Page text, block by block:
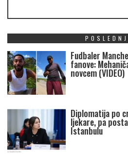
Fudbaler
fanove:
novcem (VIDEO)
Diplomatija po
ljekare, pa
Istanbulu